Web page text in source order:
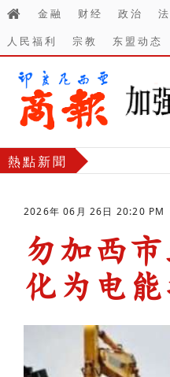
金融 财经 政治
人民福利
宗教 东盟动态
熱點新聞
2026年 06月 26日 20:20 PM
勿加西
化为电